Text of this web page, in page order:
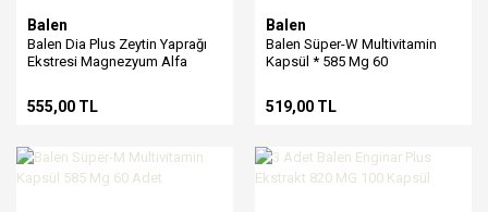
Balen
Balen Dia Plus Zeytin Yaprağı
Ekstresi Magnezyum Alfa
555,00 TL
Balen
Balen Süper-W Multivitamin
Kapsül * 585 Mg 60
519,00 TL